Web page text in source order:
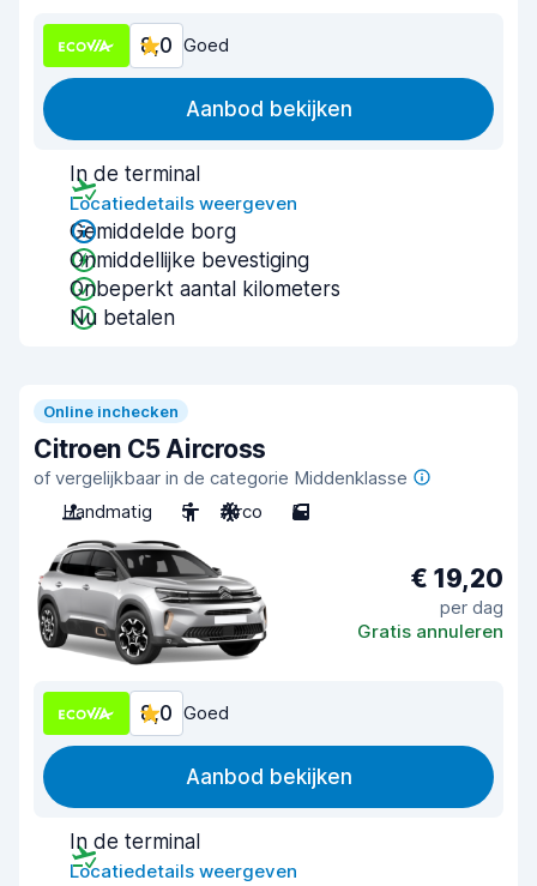
8,0 Goed
Aanbod bekijken
In de terminal
Locatiedetails weergeven
Gemiddelde borg
Onmiddellijke bevestiging
Onbeperkt aantal kilometers
Nu betalen
Online inchecken
Citroen C5 Aircross
of vergelijkbaar in de categorie Middenklasse
Handmatig
5 Airco 5
€ 19,20
per dag
Gratis annuleren
8,0 Goed
Aanbod bekijken
In de terminal
Locatiedetails weergeven